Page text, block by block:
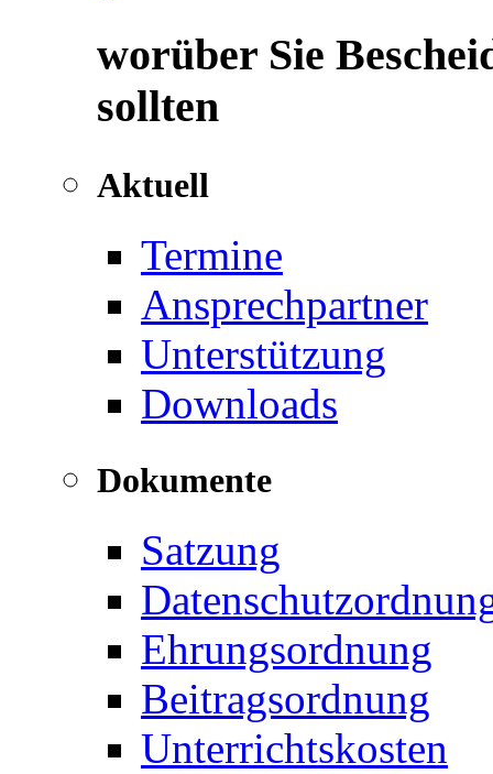
worüber Sie
sollten
Aktuell
Termine
Ansprechpartner
Unterstützung
Downloads
Dokumente
Satzung
Ehrungsordnung
Beitragsordnung
Unterrichtskosten